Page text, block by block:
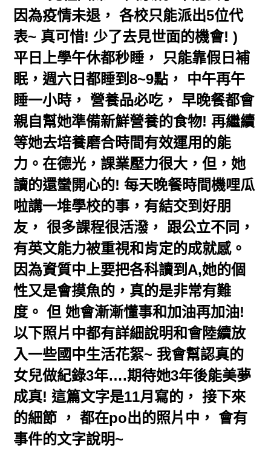
因為疫情未退， 各校只能派出5位代
表~ 真可惜! 少了去見世面的機會! )
平日上學午休都秒睡， 只能靠假日補
眠，週六日都睡到8~9點， 中午再午
睡一小時， 營養品必吃， 早晚餐都會
親自幫她準備新鮮營養的食物! 再繼續
等她去培養磨合時間有效運用的能
力。在德光，課業壓力很大，但，她
讀的還蠻開心的! 每天晚餐時間機哩瓜
啦講一堆學校的事，有結交到好朋
友， 很多課程很活潑， 跟公立不同，
有英文能力被重視和肯定的成就感。
因為資質中上要把各科讀到A,她的個
性又是會摸魚的，真的是非常有難
度。 但 她會漸漸懂事和加油再加油!
以下照片中都有詳細說明和會陸續放
入一些國中生活花絮~ 我會幫認真的
女兒做紀錄3年….期待她3年後能美夢
成真! 這篇文字是11月寫的， 接下來
的細節 ， 都在po出的照片中， 會有
事件的文字說明~